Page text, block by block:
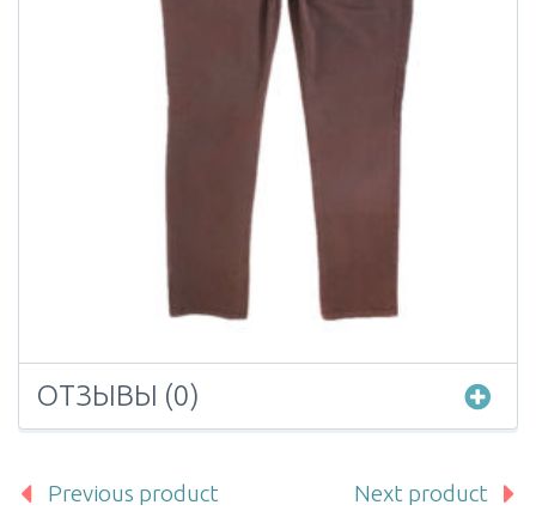
ОТЗЫВЫ (0)
Previous product Next product